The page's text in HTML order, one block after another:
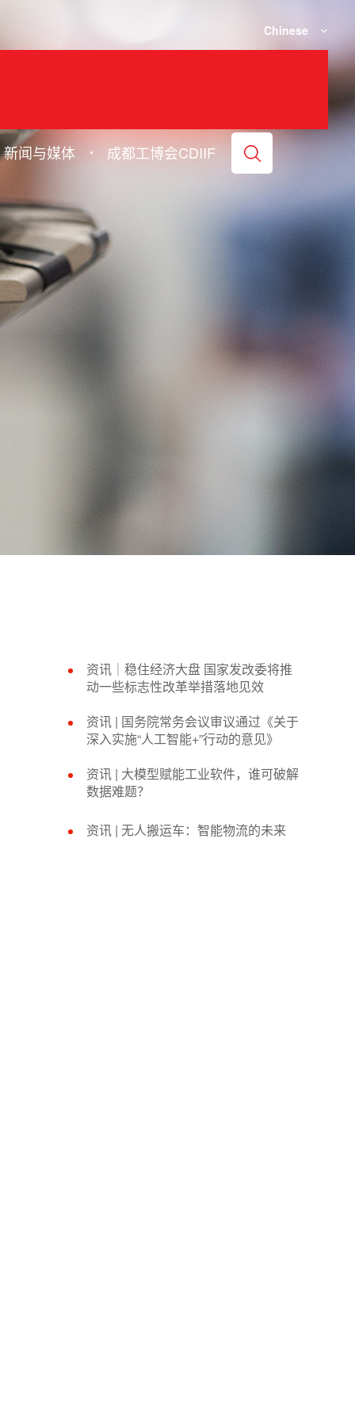
Chinese
新闻与媒体 成都工博会CDIIF
资讯｜稳住经济大盘 国家发改委将推
动一些标志性改革举措落地见效
资讯 | 国务院常务会议审议通过《关于
深入实施“人工智能+”行动的意见》
资讯 | 大模型赋能工业软件，谁可破解
数据难题？
资讯 | 无人搬运车：智能物流的未来